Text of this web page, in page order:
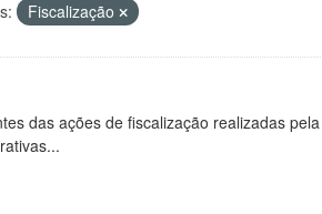
Fiscalização
das ações de fiscalização realizadas